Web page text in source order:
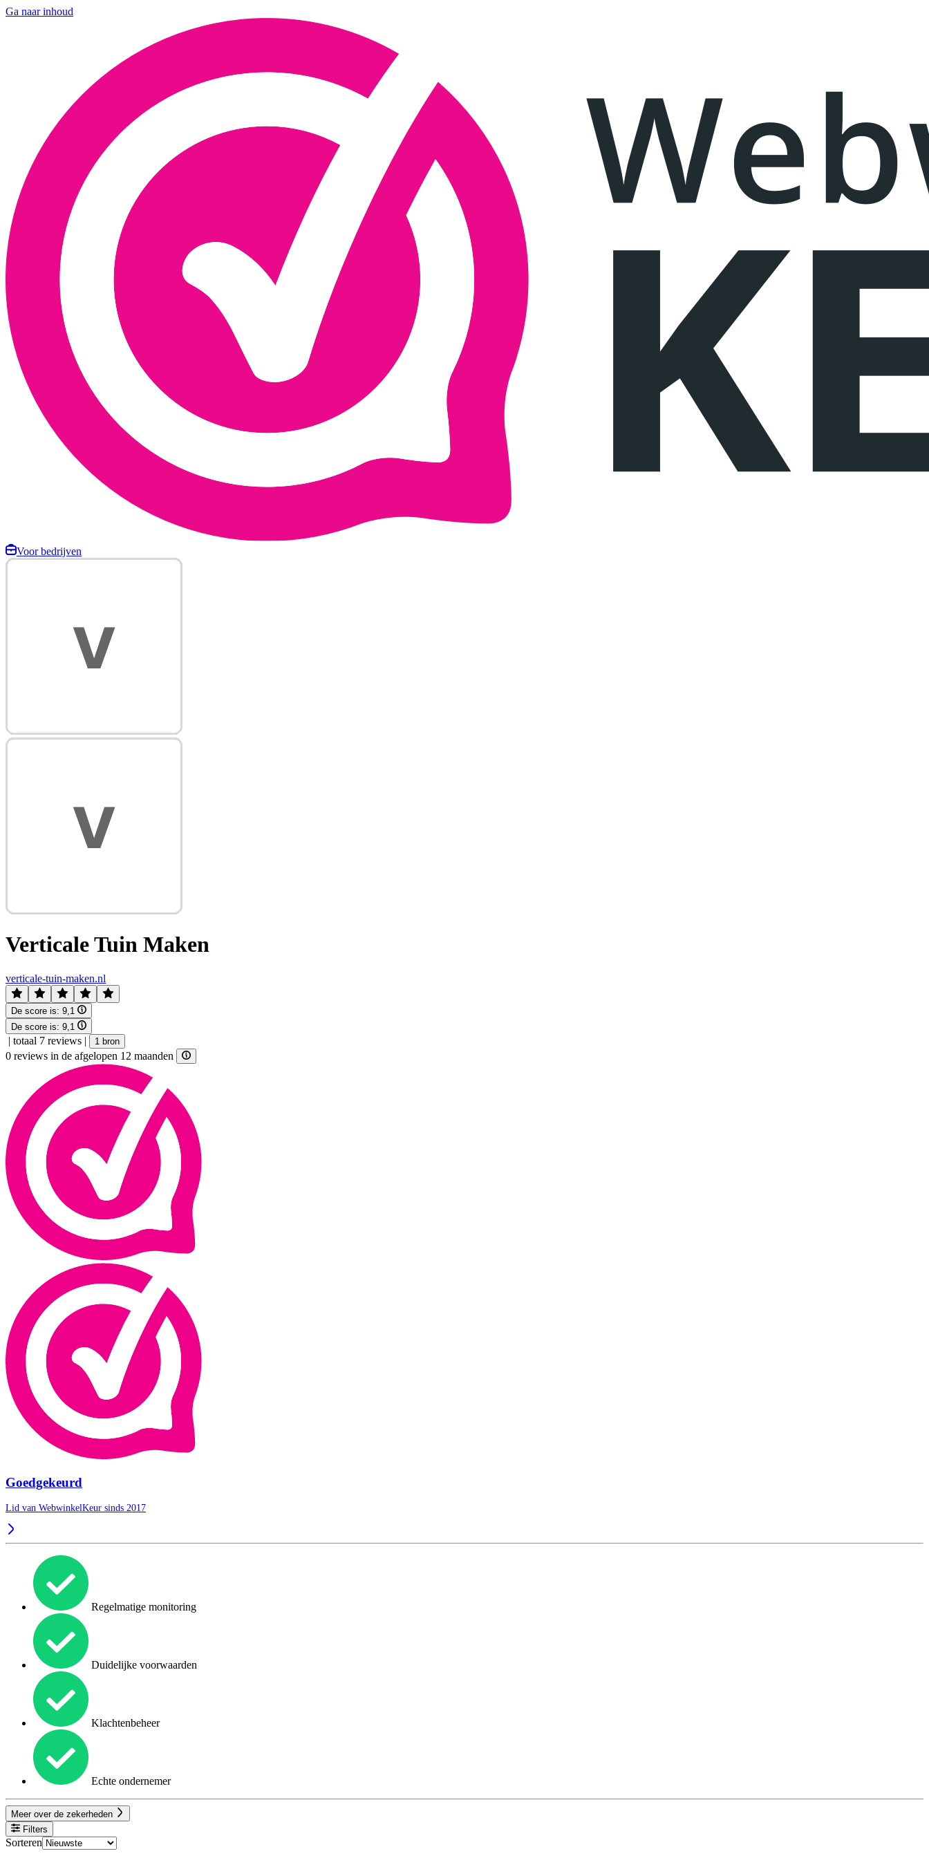
Ga naar inhoud
Voor bedrijven
Verticale Tuin Maken
verticale-tuin-maken.nl
De score is: 9,1
De score is: 9,1
| totaal 7 reviews | 1 bron
0 reviews in de afgelopen 12 maanden
Goedgekeurd
Lid van WebwinkelKeur sinds 2017
Regelmatige monitoring
Duidelijke voorwaarden
Klachtenbeheer
Echte ondernemer
Meer over de zekerheden
Filters
Sorteren